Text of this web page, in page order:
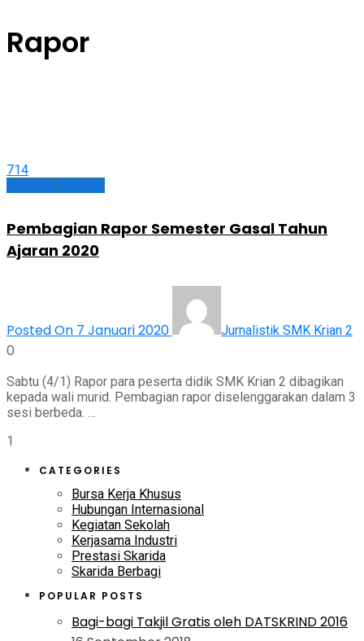
Rapor
714
Kegiatan Sekolah
Pembagian Rapor Semester Gasal Tahun
Ajaran 2020
Posted On 7 Januari 2020 Jurnalistik SMK Krian 2
0
Sabtu (4/1) Rapor para peserta didik SMK Krian 2 dibagikan
kepada wali murid. Pembagian rapor diselenggarakan dalam 3
sesi berbeda. …
1
CATEGORIES
Bursa Kerja Khusus
Hubungan Internasional
Kegiatan Sekolah
Kerjasama Industri
Prestasi Skarida
Skarida Berbagi
POPULAR POSTS
Bagi-bagi Takjil Gratis oleh DATSKRIND 2016